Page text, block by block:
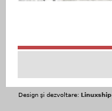
Design şi dezvoltare: Linuxship